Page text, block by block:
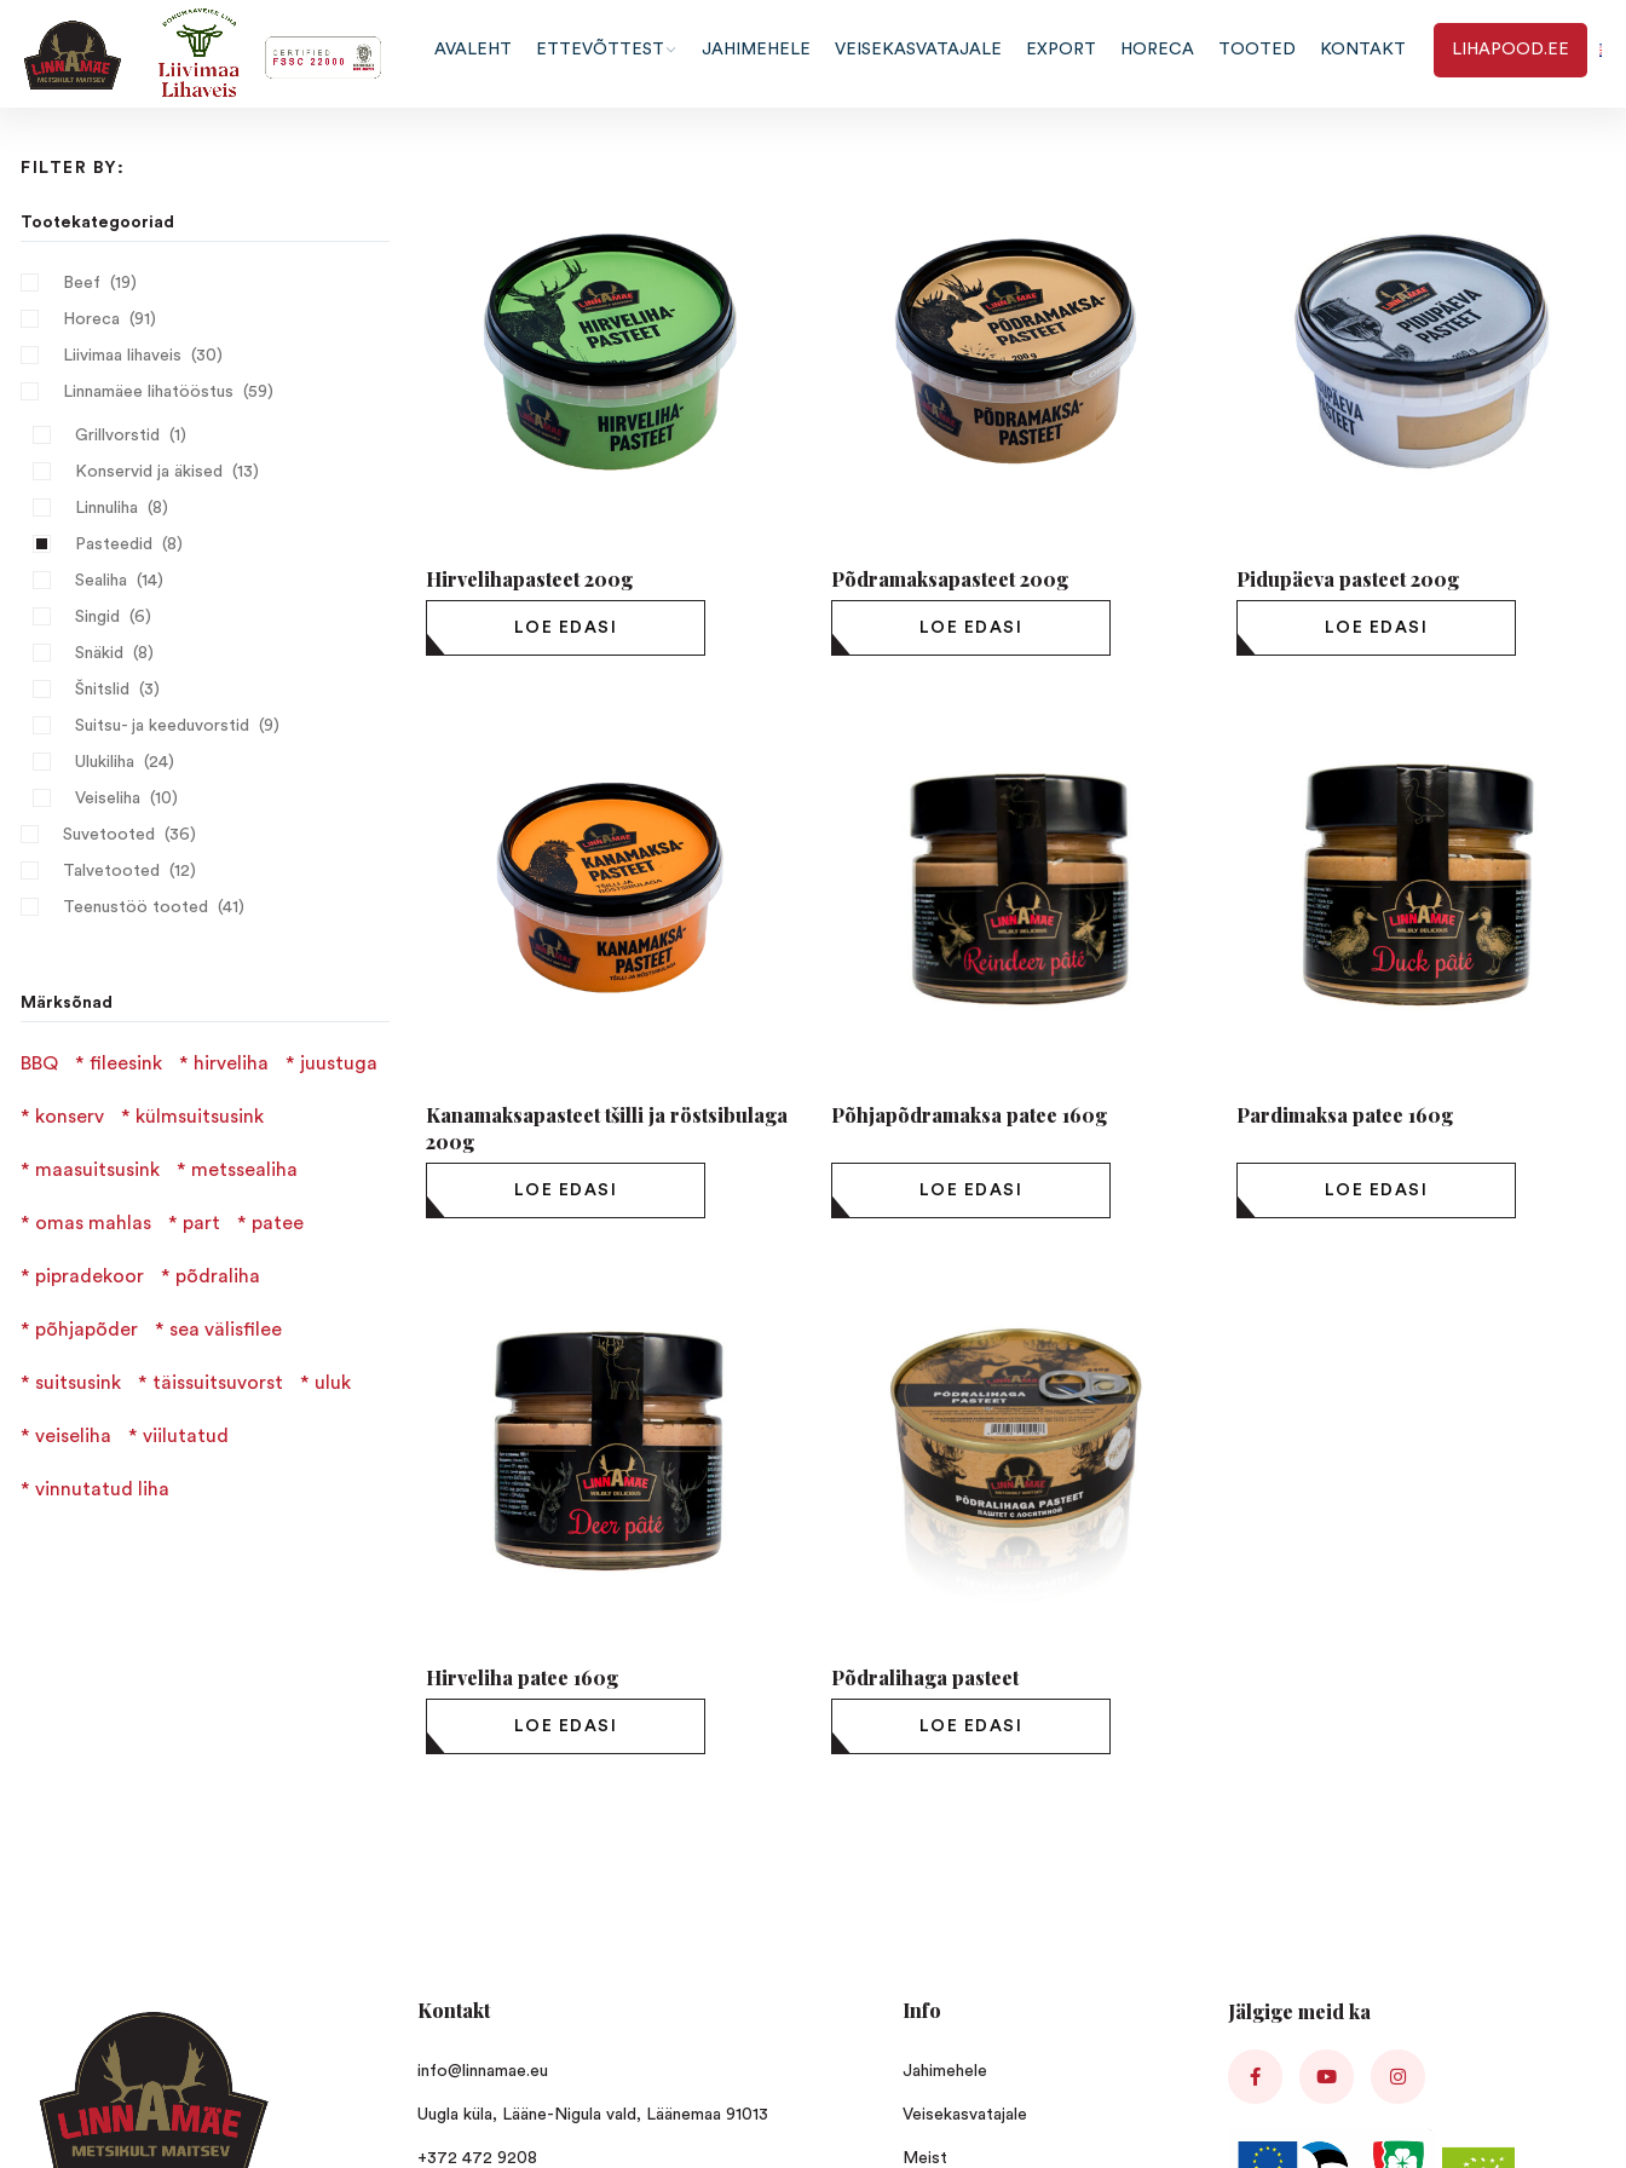
AVALEHT ETTEVÕTTEST JAHIMEHELE VEISEKASVATAJALE EXPORT HORECA TOOTED KONTAKT LIHAPOOD.EE
FILTER BY:
Tootekategooriad
Beef (19)
Horeca (91)
Liivimaa lihaveis (30)
Linnamäee lihatööstus (59)
Grillvorstid (1)
Konservid ja äkised (13)
Linnuliha (8)
Pasteedid (8)
Sealiha (14)
Singid (6)
Snäkid (8)
Šnitslid (3)
Suitsu- ja keeduvorstid (9)
Ulukiliha (24)
Veiseliha (10)
Suvetooted (36)
Talvetooted (12)
Teenustöö tooted (41)
Märksõnad
BBQ fileesink hirveliha juustuga
konserv külmsuitsusink
maasuitsusink metssealiha
omas mahlas part patee
pipradekoor põdraliha
põhjapõder sea välisfilee
suitsusink täissuitsuvorst uluk
veiseliha viilutatud
vinnutatud liha
Hirvelihapasteet 200g
LOE EDASI
Põdramaksapasteet 200g
LOE EDASI
Pidupäeva pasteet 200g
LOE EDASI
Kanamaksapasteet tšilli ja röstsibulaga
200g
LOE EDASI
Põhjapõdramaksa patee 160g
LOE EDASI
Pardimaksa patee 160g
LOE EDASI
Hirveliha patee 160g
LOE EDASI
Põdralihaga pasteet
LOE EDASI
Kontakt
info@linnamae.eu
Uugla küla, Lääne-Nigula vald, Läänemaa 91013
+372 472 9208
Info
Jahimehele
Veisekasvatajale
Meist
Jälgige meid ka